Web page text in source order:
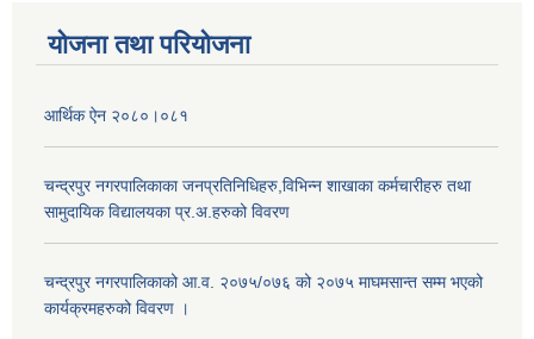
योजना तथा परियोजना
आर्थिक ऐन २०८०।०८१
चन्द्रपुर नगरपालिकाका जनप्रतिनिधिहरु,विभिन्न शाखाका कर्मचारीहरु तथा
सामुदायिक विद्यालयका प्र.अ.हरुको विवरण
चन्द्रपुर नगरपालिकाको आ.व. २०७५/०७६ को २०७५ माघमसान्त सम्म भएको
कार्यक्रमहरुको विवरण ।